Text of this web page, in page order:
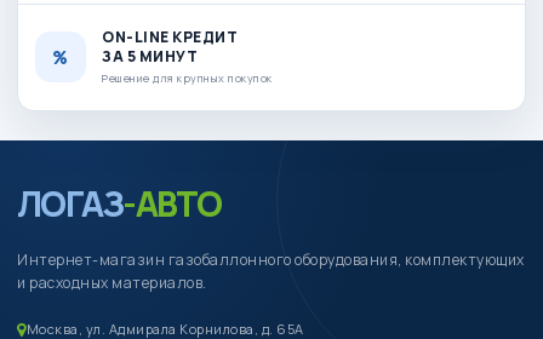
ON-LINE КРЕДИТ
ЗА 5 МИНУТ
Решение для крупных покупок
ЛОГАЗ-АВТО
Интернет-магазин газобаллонного оборудования, комплектующих
и расходных материалов.
Москва, ул. Адмирала Корнилова, д. 65А